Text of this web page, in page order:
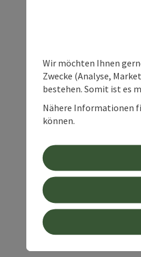
Wir möchten Ihnen
Zwecke (Analyse,
bestehen. Somit ist es
Nähere Informationen
können.